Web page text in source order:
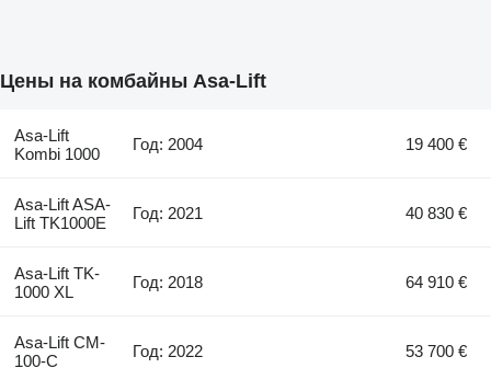
Цены на комбайны Asa-Lift
Asa-Lift
Kombi 1000
Год: 2004 19 400 €
Asa-Lift ASA-
Lift TK1000E
Год: 2021 40 830 €
Asa-Lift TK-
1000 XL
Год: 2018 64 910 €
Asa-Lift CM-
100-C
Год: 2022 53 700 €